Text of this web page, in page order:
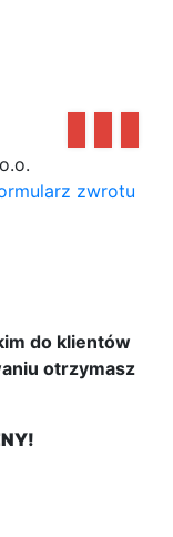
zwrotu
do klientów
otrzymasz